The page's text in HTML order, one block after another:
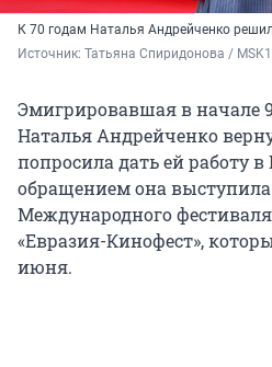
К 70 годам Наталья Андрейченко
Источник: Татьяна Спиридонова /
Эмигрировавшая в начале
Наталья Андрейченко
попросила дать ей работу
обращением она
Международного
«Евразия-Кинофест»,
июня.